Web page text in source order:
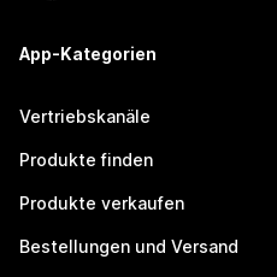
App-Kategorien
Vertriebskanäle
Produkte finden
Produkte verkaufen
Bestellungen und Versand